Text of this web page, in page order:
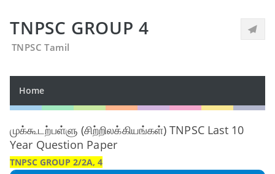
TNPSC GROUP 4
TNPSC Tamil
Home
முக்கூடற்பள்ளு (சிற்றிலக்கியங்கள்) TNPSC Last 10
Year Question Paper
TNPSC GROUP 2/2A, 4